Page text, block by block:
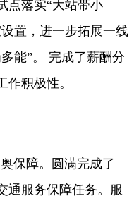
点落实“大站带小
置，进一步拓展一线
能”。
完成了薪酬分
积极性。
保障。
圆满完成了
通服务保障任务。服